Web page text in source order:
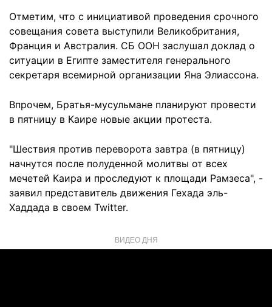
Отметим, что с инициативой проведения срочного
совещания совета выступили Великобритания,
Франция и Австралия. СБ ООН заслушал доклад о
ситуации в Египте заместителя генерального
секретаря всемирной организации Яна Элиассона.
Впрочем, Братья-мусульмане планируют провести
в пятницу в Каире новые акции протеста.
"Шествия против переворота завтра (в пятницу)
начнутся после полуденной молитвы от всех
мечетей Каира и проследуют к площади Рамзеса", -
заявил представитель движения Гехада эль-
Хаддада в своем Twitter.
ВИДЕО ДНЯ